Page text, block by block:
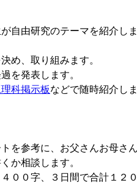
自由研究のテーマを紹介し
め、取り組みます。
を発表します。
科掲示板などで随時紹介し
を参考に、お父さんお母さ
か相談します。
００字、３日間で合計１２